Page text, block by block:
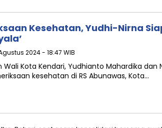
Kesehatan, Yudhi-Nirna
2024 - 18:47 WIB
Wali Kota Kendari, Yudhianto Mahardika
kesehatan di RS Abunawas, Kota…